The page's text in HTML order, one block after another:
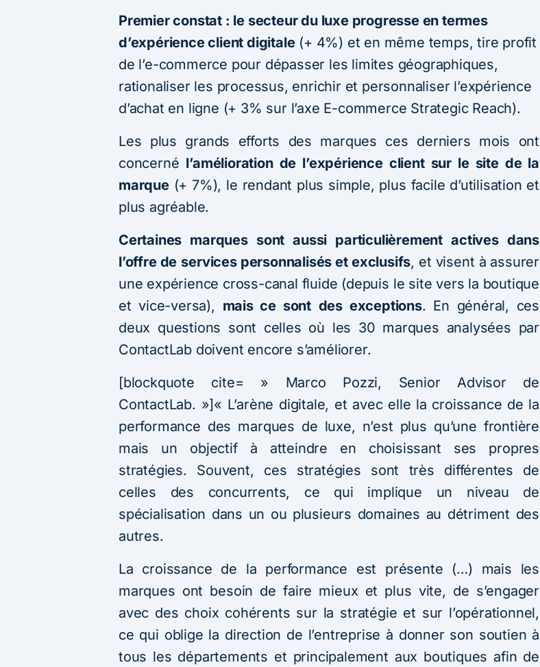
Premier constat : le secteur du luxe progresse en termes
d’expérience client digitale(+ 4%) et en même temps, tire profit
de l’e-commerce pour dépasser les limites géographiques,
rationaliser les processus, enrichir et personnaliser l’expérience
d’achat en ligne (+ 3% sur l’axe E-commerce Strategic Reach).
Les plus grands efforts des marques ces derniers mois ont
concerné l’amélioration de l’expérience client sur le site de la
marque(+ 7%), le rendant plus simple, plus facile d’utilisation et
plus agréable.
Certaines marques sont aussi particulièrement actives dans
l’offre de services personnalisés et exclusifs, et visent à assurer
une expérience cross-canal fluide (depuis le site vers la boutique
et vice-versa), mais ce sont des exceptions. En général, ces
deux questions sont celles où les 30 marques analysées par
ContactLab doivent encore s’améliorer.
[blockquote cite= » Marco Pozzi, Senior Advisor de
ContactLab. »]« L’arène digitale, et avec elle la croissance de la
performance des marques de luxe, n’est plus qu’une frontière
mais un objectif à atteindre en choisissant ses propres
stratégies. Souvent, ces stratégies sont très différentes de
celles des concurrents, ce qui implique un niveau de
spécialisation dans un ou plusieurs domaines au détriment des
autres.
La croissance de la performance est présente (…) mais les
marques ont besoin de faire mieux et plus vite, de s’engager
avec des choix cohérents sur la stratégie et sur l’opérationnel,
ce qui oblige la direction de l’entreprise à donner son soutien à
tous les départements et principalement aux boutiques afin de